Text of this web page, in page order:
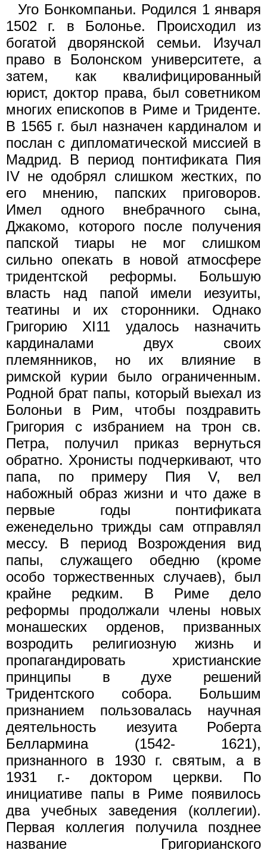
Уго Бонкомпаньи. Родился 1 января
1502 г. в Болонье. Происходил из
богатой дворянской семьи. Изучал
право в Болонском университете, а
затем, как квалифицированный
юрист, доктор права, был советником
многих епископов в Риме и Триденте.
В 1565 г. был назначен кардиналом и
послан с дипломатической миссией в
Мадрид. В период понтификата Пия
IV не одобрял слишком жестких, по
его мнению, папских приговоров.
Имел одного внебрачного сына,
Джакомо, которого после получения
папской тиары не мог слишком
сильно опекать в новой атмосфере
тридентской реформы. Большую
власть над папой имели иезуиты,
театины и их сторонники. Однако
Григорию XI11 удалось назначить
кардиналами двух своих
племянников, но их влияние в
римской курии было ограниченным.
Родной брат папы, который выехал из
Болоньи в Рим, чтобы поздравить
Григория с избранием на трон св.
Петра, получил приказ вернуться
обратно. Хронисты подчеркивают, что
папа, по примеру Пия V, вел
набожный образ жизни и что даже в
первые годы понтификата
еженедельно трижды сам отправлял
мессу. В период Возрождения вид
папы, служащего обедню (кроме
особо торжественных случаев), был
крайне редким. В Риме дело
реформы продолжали члены новых
монашеских орденов, призванных
возродить религиозную жизнь и
пропагандировать христианские
принципы в духе решений
Тридентского собора. Большим
признанием пользовалась научная
деятельность иезуита Роберта
Беллармина (1542- 1621),
признанного в 1930 г. святым, а в
1931 г.- доктором церкви. По
инициативе папы в Риме появилось
два учебных заведения (коллегии).
Первая коллегия получила позднее
название Григорианского